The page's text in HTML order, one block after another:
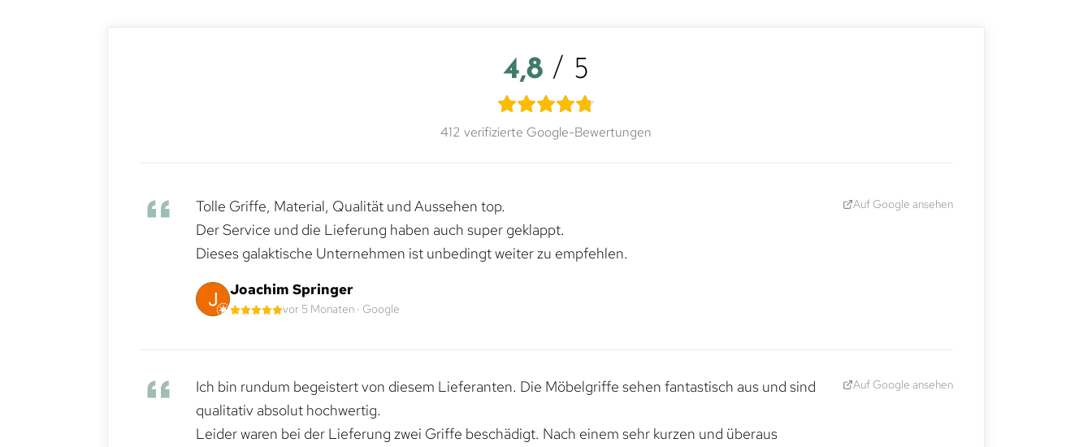
4,8 / 5
412 verifizierte Google-Bewertungen
Tolle Griffe, Material, Qualität und Aussehen top.
Der Service und die Lieferung haben auch super geklappt.
Dieses galaktische Unternehmen ist unbedingt weiter zu empfehlen.
Joachim Springer
vor 5 Monaten · Google
Auf Google ansehen
Ich bin rundum begeistert von diesem Lieferanten. Die Möbelgriffe sehen fantastisch aus und sind
qualitativ absolut hochwertig.
Leider waren bei der Lieferung zwei Griffe beschädigt. Nach einem sehr kurzen und überaus
Auf Google ansehen